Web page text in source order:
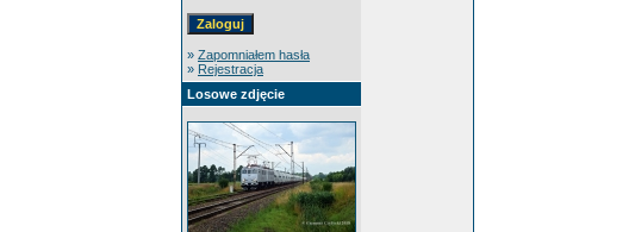
» Zapomniałem hasła
» Rejestracja
Losowe zdjęcie